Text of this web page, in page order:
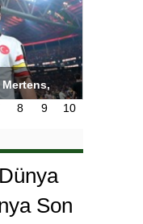
8 9 10
Dünya
Son